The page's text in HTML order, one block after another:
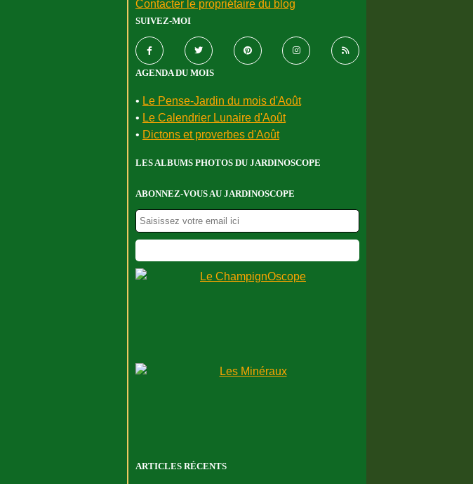
Contacter le propriétaire du blog
SUIVEZ-MOI
AGENDA DU MOIS
• Le Pense-Jardin du mois d'Août
• Le Calendrier Lunaire d'Août
• Dictons et proverbes d'Août
LES ALBUMS PHOTOS DU JARDINOSCOPE
ABONNEZ-VOUS AU JARDINOSCOPE
ARTICLES RÉCENTS